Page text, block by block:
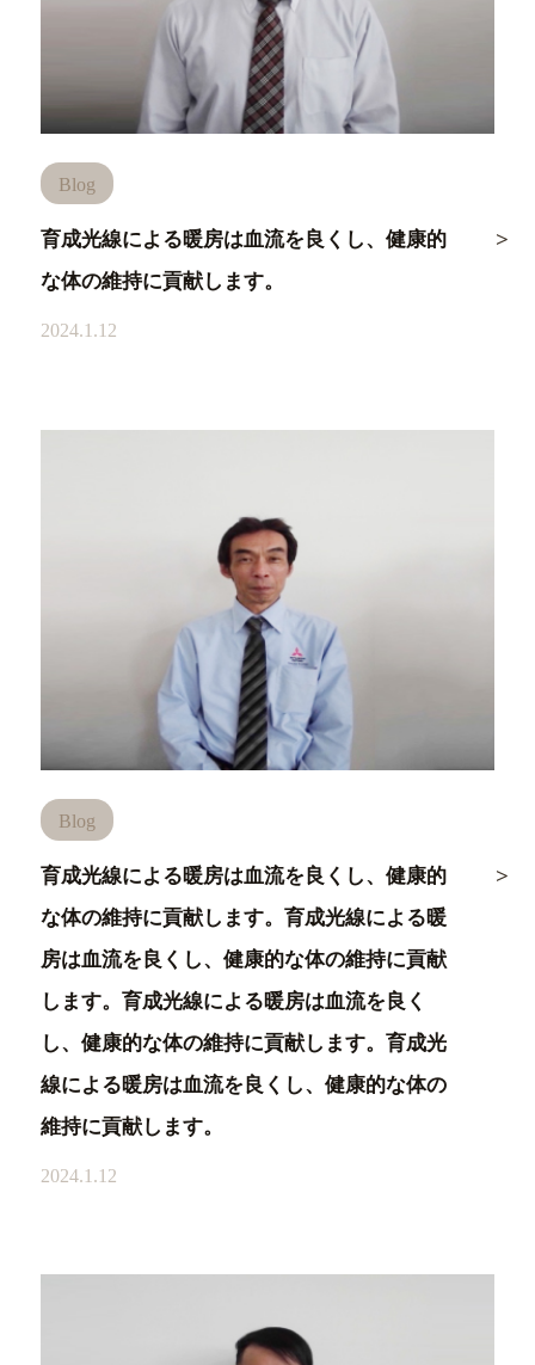
Blog
育成光線による暖房は血流を良くし、健康的
な体の維持に貢献します。
2024.1.12
Blog
育成光線による暖房は血流を良くし、健康的
な体の維持に貢献します。育成光線による暖
房は血流を良くし、健康的な体の維持に貢献
します。育成光線による暖房は血流を良く
し、健康的な体の維持に貢献します。育成光
線による暖房は血流を良くし、健康的な体の
維持に貢献します。
2024.1.12